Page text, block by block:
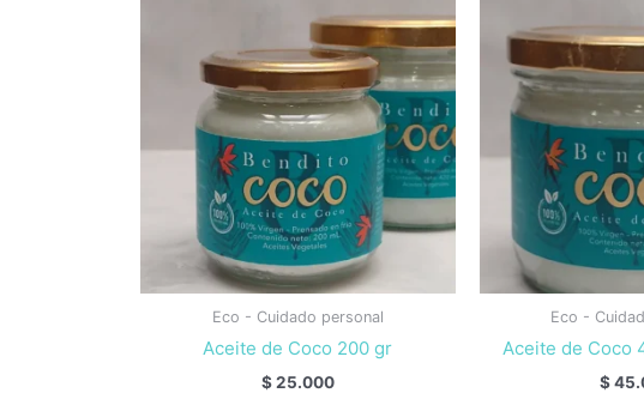
Eco - Cuidado personal
Aceite de Coco 200 gr
$25.000
Eco -
Aceite de Coco
$